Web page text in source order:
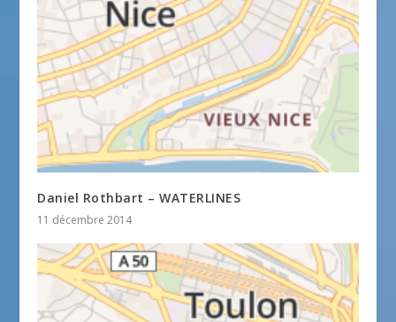
Daniel Rothbart – WATERLINES
11 décembre 2014